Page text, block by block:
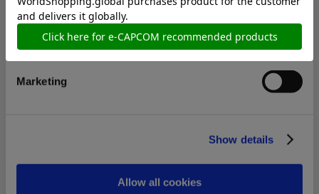
Statistics
Marketing
Show details
Allow all cookies
【Xbox Series X|S】モンスター
21,600円(税込)
【Xbox Series X|S】モンスター
17,600円(税込)